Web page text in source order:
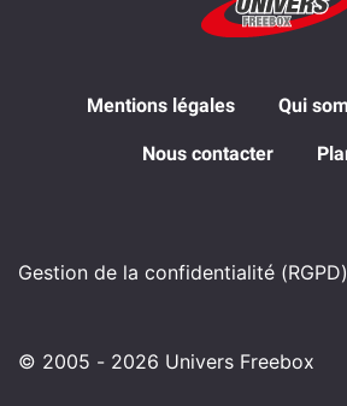
Mentions légales Qui
Nous contacter
Gestion de la confidentialité (RGPD)
© 2005 - 2026 Univers Freebox